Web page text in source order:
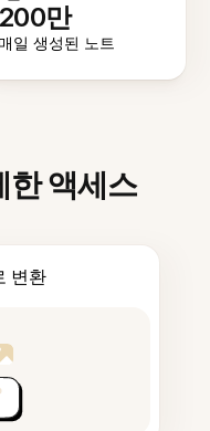
200만
일 생성된 노트
한 액세스
변환